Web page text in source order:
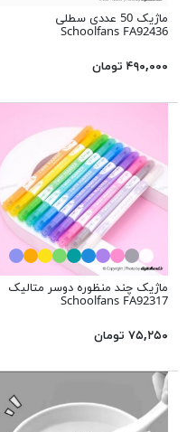
ماژیک 50 عددی سطلی
Schoolfans FA92436
۴۹۰,۰۰۰ تومان
ماژیک چند منظوره دوسر متالیک
Schoolfans FA92317
۷۵,۲۵۰ تومان